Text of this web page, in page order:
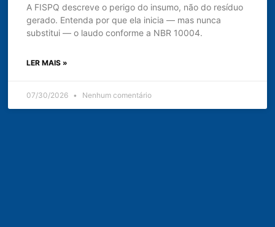
A FISPQ descreve o perigo do insumo, não do resíduo
gerado. Entenda por que ela inicia — mas nunca
substitui — o laudo conforme a NBR 10004.
LER MAIS »
07/30/2026 Nenhum comentário